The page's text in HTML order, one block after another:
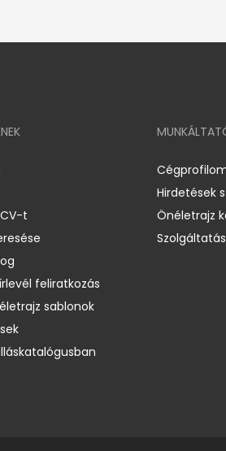
t
feliratkozás
sablonok
Hirdetések
Önéletrajz